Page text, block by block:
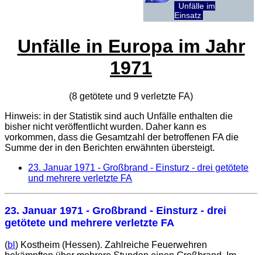
Unfälle im
Einsatz
Unfälle in Europa im Jahr
1971
(8 getötete und 9 verletzte FA)
Hinweis: in der Statistik sind auch Unfälle enthalten die
bisher nicht veröffentlicht wurden. Daher kann es
vorkommen, dass die Gesamtzahl der betroffenen FAdie
Summe der in den Berichten erwähnten übersteigt.
23. Januar 1971 - Großbrand - Einsturz - drei getötete
und mehrere verletzte FA
23. Januar 1971 - Großbrand - Einsturz - drei
getötete und mehrere verletzte FA
(bl ) Kostheim (Hessen). Zahlreiche Feuerwehren